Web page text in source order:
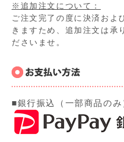
※追加注文について：
ご注文完了の度に決済およ
きますため、追加注文は承
ださいませ。
■銀行振込（一部商品のみ